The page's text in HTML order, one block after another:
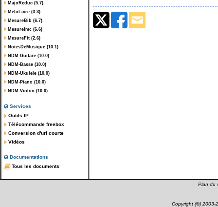
MajoReduc (5.7)
MeloLivre (3.3)
MesureBib (6.7)
MesureImc (6.6)
MesureFit (2.6)
NotesDeMusique (10.1)
NDM-Guitare (10.0)
NDM-Basse (10.0)
NDM-Ukulele (10.0)
NDM-Piano (10.0)
NDM-Violon (10.0)
Services
Outils IP
Télécommande freebox
Conversion d'url courte
Vidéos
Documentations
Tous les documents
Plan du
Copyright (©) 2003-